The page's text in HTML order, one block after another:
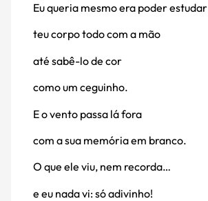
Eu queria mesmo era poder estudar
teu corpo todo com a mão
até sabê-lo de cor
como um ceguinho.
E o vento passa lá fora
com a sua memória em branco.
O que ele viu, nem recorda…
e eu nada vi: só adivinho!